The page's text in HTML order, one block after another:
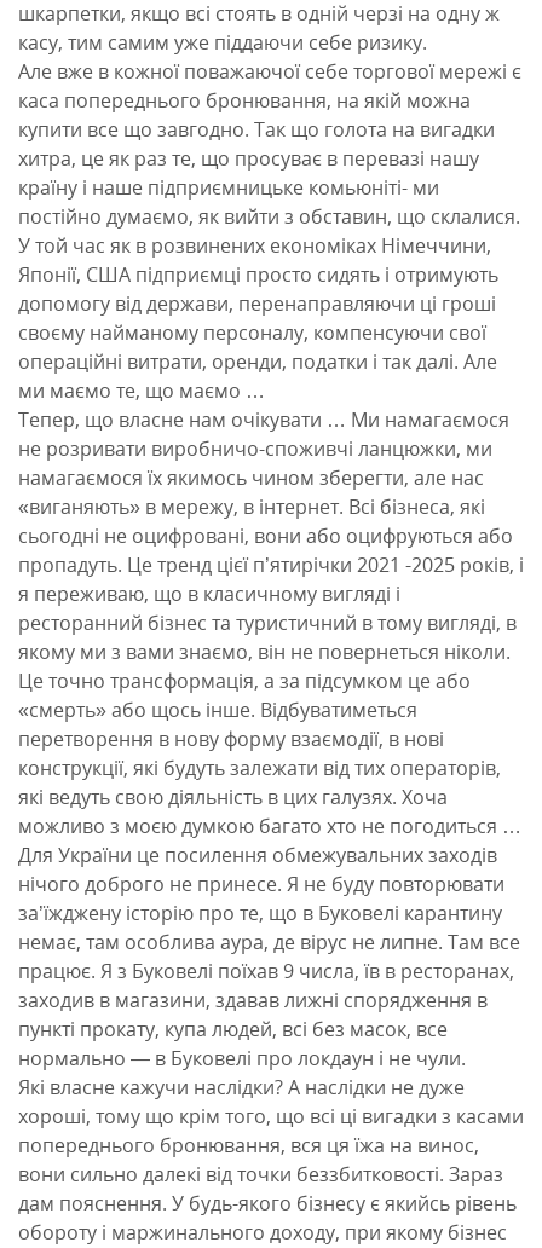
шкарпетки, якщо всі стоять в одній черзі на одну ж
касу, тим самим уже піддаючи себе ризику.
Але вже в кожної поважаючої себе торгової мережі є
каса попереднього бронювання, на якій можна
купити все що завгодно. Так що голота на вигадки
хитра, це як раз те, що просуває в перевазі нашу
країну і наше підприємницьке комьюніті- ми
постійно думаємо, як вийти з обставин, що склалися.
У той час як в розвинених економіках Німеччини,
Японії, США підприємці просто сидять і отримують
допомогу від держави, перенаправляючи ці гроші
своєму найманому персоналу, компенсуючи свої
операційні витрати, оренди, податки і так далі. Але
ми маємо те, що маємо …
Тепер, що власне нам очікувати … Ми намагаємося
не розривати виробничо-споживчі ланцюжки, ми
намагаємося їх якимось чином зберегти, але нас
«виганяють» в мережу, в інтернет. Всі бізнеса, які
сьогодні не оцифровані, вони або оцифруються або
пропадуть. Це тренд цієї п’ятирічки 2021 -2025 років, і
я переживаю, що в класичному вигляді і
ресторанний бізнес та туристичний в тому вигляді, в
якому ми з вами знаємо, він не повернеться ніколи.
Це точно трансформація, а за підсумком це або
«смерть» або щось інше. Відбуватиметься
перетворення в нову форму взаємодії, в нові
конструкції, які будуть залежати від тих операторів,
які ведуть свою діяльність в цих галузях. Хоча
можливо з моєю думкою багато хто не погодиться …
Для України це посилення обмежувальних заходів
нічого доброго не принесе. Я не буду повторювати
за’їжджену історію про те, що в Буковелі карантину
немає, там особлива аура, де вірус не липне. Там все
працює. Я з Буковелі поїхав 9 числа, їв в ресторанах,
заходив в магазини, здавав лижні спорядження в
пункті прокату, купа людей, всі без масок, все
нормально — в Буковелі про локдаун і не чули.
Які власне кажучи наслідки? А наслідки не дуже
хороші, тому що крім того, що всі ці вигадки з касами
попереднього бронювання, вся ця їжа на винос,
вони сильно далекі від точки беззбитковості. Зараз
дам пояснення. У будь-якого бізнесу є якийсь рівень
обороту і маржинального доходу, при якому бізнес